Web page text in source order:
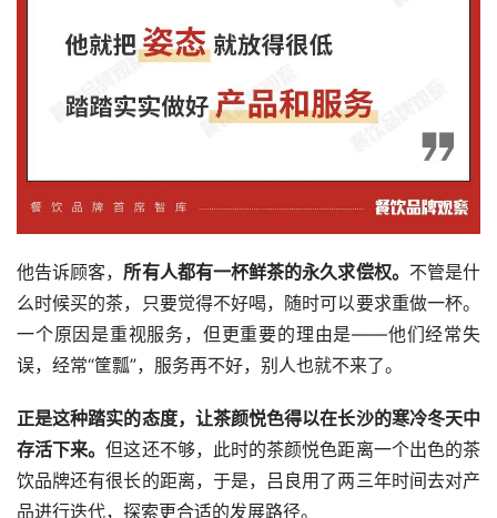
他告诉顾客，所有人都有一杯鲜茶的永久求偿权。 不管是什
么时候买的茶，只要觉得不好喝，随时可以要求重做一杯。
一个原因是重视服务，但更重要的理由是——他们经常失
误，经常“筐瓢”，服务再不好，别人也就不来了。
正是这种踏实的态度，让茶颜悦色得以在长沙的寒冷冬天中
存活下来。但这还不够，此时的茶颜悦色距离一个出色的茶
饮品牌还有很长的距离，于是，吕良用了两三年时间去对产
品进行迭代，探索更合适的发展路径。